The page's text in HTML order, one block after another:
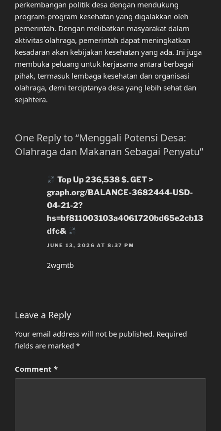
perkembangan politik desa dengan mendukung
program-program kesehatan yang digalakkan oleh
pemerintah. Dengan melibatkan masyarakat dalam
aktivitas olahraga, pemerintah dapat meningkatkan
kesadaran akan kebijakan kesehatan yang ada. Ini juga
membuka peluang untuk kerjasama antara berbagai
pihak, termasuk lembaga kesehatan dan organisasi
olahraga, demi terciptanya desa yang lebih sehat dan
sejahtera.
One Reply to “Menggali Potensi Desa:
Olahraga dan Makanan Sebagai Penyatu”
Top Up 236,538 $. GET >
graph.org/BALANCE-3682444-USD-
04-21-2?
hs=bf811003103a4061720bd65e2cb13
dfc&
JUNE 13, 2026 AT 8:37 PM
2wgmtb
Leave a Reply
Your email address will not be published. Required
fields are marked *
Comment *